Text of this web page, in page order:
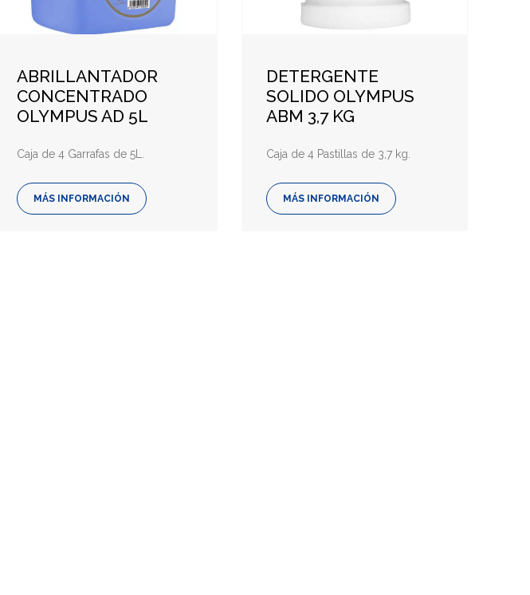
ABRILLANTADOR
CONCENTRADO
OLYMPUS AD 5L
Caja de 4 Garrafas de 5L.
MÁS INFORMACIÓN
DETERGENTE
SOLIDO OLYMPUS
ABM 3,7 KG
Caja de 4 Pastillas de 3,7 kg.
MÁS INFORMACIÓN